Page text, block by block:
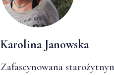
Karolina Janowska
Zafascynowana